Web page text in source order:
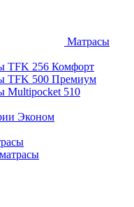
Матрасы
TFK 256 Комфорт
TFK 500 Премиум
Multipocket 510
Эконом